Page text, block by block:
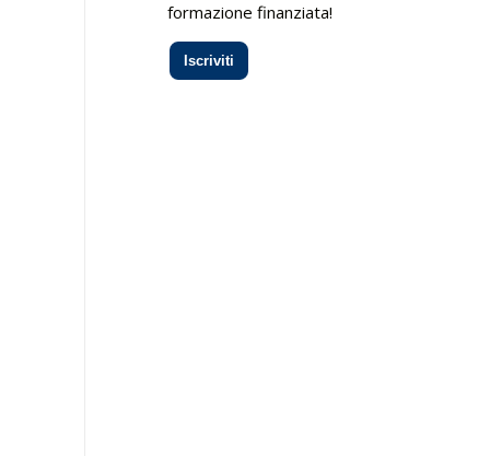
formazione finanziata!
Iscriviti